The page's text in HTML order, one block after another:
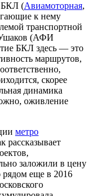
БКЛ (Авиамоторная,
к нему
транспортной
(АФИ
БКЛ здесь — это
маршрутов,
скорее
динамика
оживление
метро
рассказывает
заложили в цену
еще в 2016